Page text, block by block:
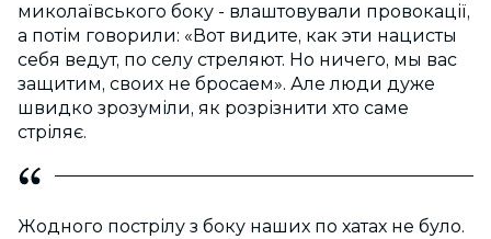
миколаївського боку - влаштовували провокації,
а потім говорили: «Вот видите, как эти нацисты
себя ведут, по селу стреляют. Но ничего, мы вас
защитим, своих не бросаем». Але люди дуже
швидко зрозуміли, як розрізнити хто саме
стріляє.
Жодного пострілу з боку наших по хатах не було.